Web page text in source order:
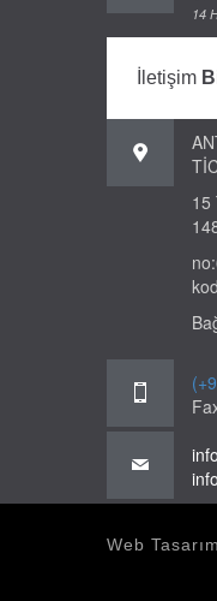
14
İletişim
15
Web